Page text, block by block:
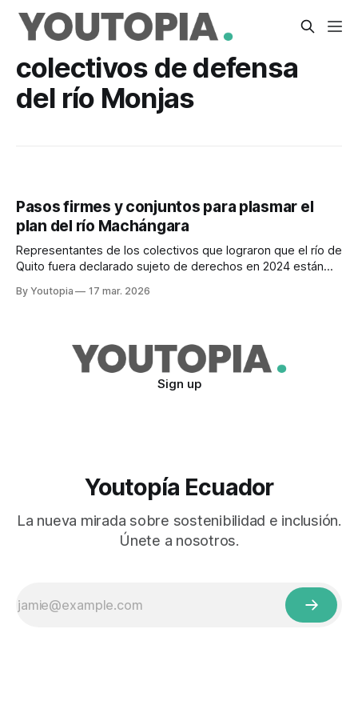
colectivos de defensa
del río Monjas
Pasos firmes y conjuntos para plasmar el
plan del río Machángara
Representantes de los colectivos que lograron que el río de
Quito fuera declarado sujeto de derechos en 2024 están
By Youtopia 17 mar. 2026
Sign up
Youtopía Ecuador
La nueva mirada sobre sostenibilidad e inclusión.
Únete a nosotros.